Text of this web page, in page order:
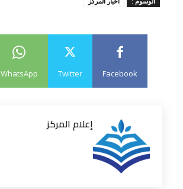
Facebook
Twitter
WhatsApp
إعلام المركز